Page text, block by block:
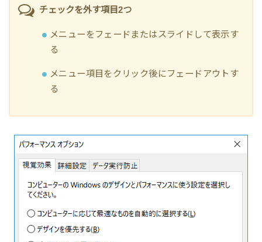
チェックを外す項目2つ
メニューをフェードまたはスライドして表示す
る
メニュー項目をクリック後にフェードアウトす
る